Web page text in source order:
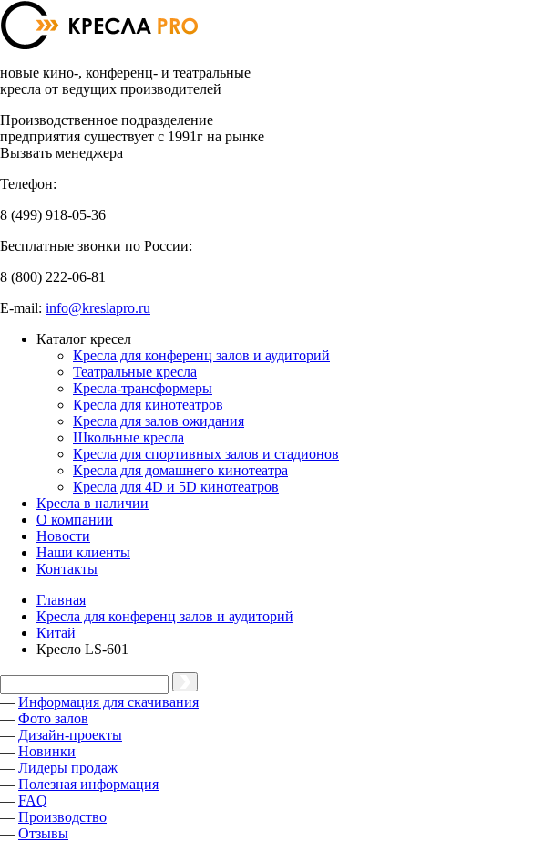
новые кино-, конференц- и театральные
кресла от ведущих производителей
Производственное подразделение
предприятия существует с 1991г на рынке
Вызвать менеджера
Телефон:
8 (499) 918-05-36
Бесплатные звонки по России:
8 (800) 222-06-81
E-mail: info@kreslapro.ru
Каталог кресел
Кресла для конференц залов и аудиторий
Театральные кресла
Кресла-трансформеры
Кресла для кинотеатров
Кресла для залов ожидания
Школьные кресла
Кресла для спортивных залов и стадионов
Кресла для домашнего кинотеатра
Кресла для 4D и 5D кинотеатров
Кресла в наличии
О компании
Новости
Наши клиенты
Контакты
Главная
Кресла для конференц залов и аудиторий
Китай
Кресло LS-601
— Информация для скачивания
— Фото залов
— Дизайн-проекты
— Новинки
— Лидеры продаж
— Полезная информация
— FAQ
— Производство
— Отзывы